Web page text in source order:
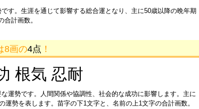
す。生涯を通じて影響する総合運となり、主に50歳以降の晩年期
計画数。
8画の4点 ！
根気 忍耐
運勢です。人間関係や協調性、社会的な成功に影響します。主に
運勢を表します。苗字の下1文字と、名前の上1文字の合計画数。